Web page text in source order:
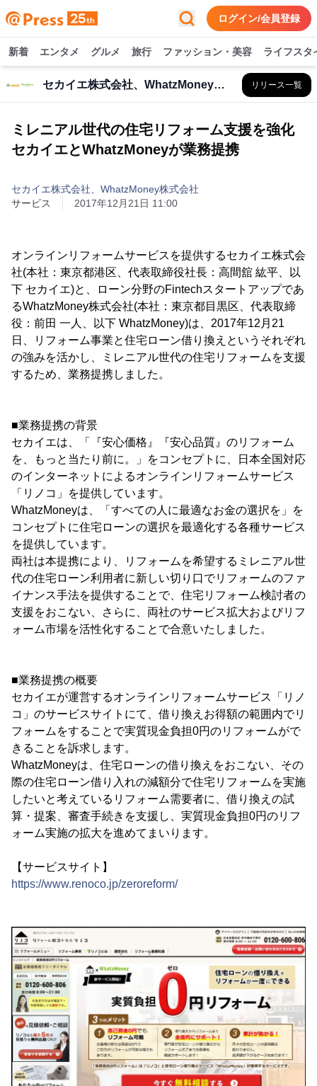
ログイン/会員登録
新着 エンタメ グルメ 旅行 ファッション・美容 ライフスタ
セカイエ株式会社、WhatzMoney株式会社 リリース一覧
ミレニアル世代の住宅リフォーム支援を強化
セカイエとWhatzMoneyが業務提携
セカイエ株式会社、WhatzMoney株式会社
サービス
2017年12月21日 11:00
オンラインリフォームサービスを提供するセカイエ株式会
社(本社：東京都港区、代表取締役社長：高間舘 紘平、以
下 セカイエ)と、ローン分野のFintechスタートアップであ
るWhatzMoney株式会社(本社：東京都目黒区、代表取締
役：前田 一人、以下 WhatzMoney)は、2017年12月21
日、リフォーム事業と住宅ローン借り換えというそれぞれ
の強みを活かし、ミレニアル世代の住宅リフォームを支援
するため、業務提携しました。
■業務提携の背景
セカイエは、「『安心価格』『安心品質』のリフォーム
を、もっと当たり前に。」をコンセプトに、日本全国対応
のインターネットによるオンラインリフォームサービス
「リノコ」を提供しています。
WhatzMoneyは、「すべての人に最適なお金の選択を」を
コンセプトに住宅ローンの選択を最適化する各種サービス
を提供しています。
両社は本提携により、リフォームを希望するミレニアル世
代の住宅ローン利用者に新しい切り口でリフォームのファ
イナンス手法を提供することで、住宅リフォーム検討者の
支援をおこない、さらに、両社のサービス拡大およびリフ
ォーム市場を活性化することで合意いたしました。
■業務提携の概要
セカイエが運営するオンラインリフォームサービス「リノ
コ」のサービスサイトにて、借り換えお得額の範囲内でリ
フォームをすることで実質現金負担0円のリフォームがで
きることを訴求します。
WhatzMoneyは、住宅ローンの借り換えをおこない、その
際の住宅ローン借り入れの減額分で住宅リフォームを実施
したいと考えているリフォーム需要者に、借り換えの試
算・提案、審査手続きを支援し、実質現金負担0円のリフ
ォーム実施の拡大を進めてまいります。
【サービスサイト】
https://www.renoco.jp/zeroreform/